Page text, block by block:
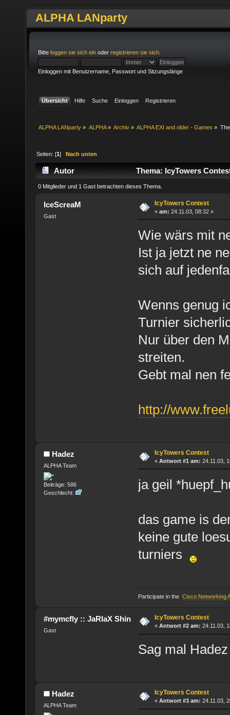
ALPHA LANparty
Bitte loggen sie sich ein oder registrieren sie sich
Einloggen mit Benutzername, Passwort und Sitzungslänge
Übersicht Hilfe Suche Einloggen Registrieren
ALPHA LANparty » ALPHA» Archiv» ALPHA EXI and older - Games »
Seiten: [1]Nach unten
Autor Thema: IcyTowers
0 Mitglieder und 1 Gast betrachten dieses Thema.
IceScreaM
Gast
IcyTowers Contest
« am: 24.11.03, 08:32 »
Wie wärs mit
Ist ja jetzt ne
sich auf
Wenns genug
Turnier
Nur über den
streiten.
Gebt mal nen
http://
Hadez
ALPHA Team
Beiträge: 586
Geschlecht:
IcyTowers Contest
« Antwort #1 am: 24.11.03,
ja geil
das game is
keine gute
turniers
Participate in the Cisco Networking
#mymcfly :: JaRlaX Shin
Gast
IcyTowers Contest
« Antwort #2 am: 24.11.03,
Sag mal
Hadez
ALPHA Team
IcyTowers Contest
« Antwort #3 am: 24.11.03,